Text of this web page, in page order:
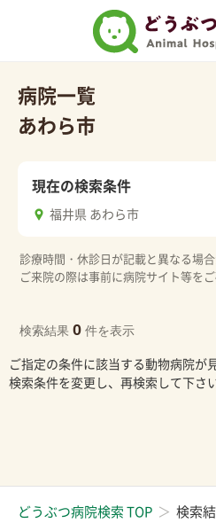
病院一覧
あわら市
現在の検索条件
福井県 あわら市
診療時間・休診日が記載と異なる場合
ご来院の際は事前に病院サイト等をご
検索結果 0 件を表示
ご指定の条件に該当する動物病院が
検索条件を変更し、再検索して下さい
どうぶつ病院検索 TOP 検索